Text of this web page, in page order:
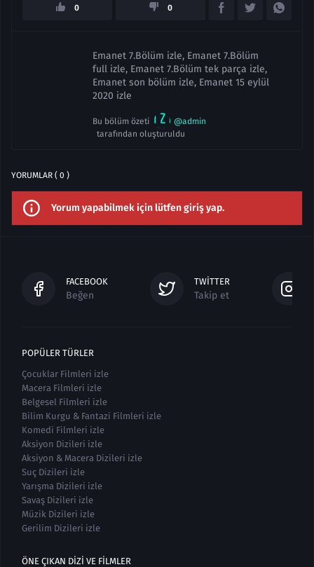
0 0
Emanet 7.Bölüm izle, Emanet 7.Bölüm
full izle, Emanet 7.Bölüm tek parça izle,
Emanet son bölüm izle, Emanet 15 eylül
2020 izle
Bu bölüm özeti
@admin
tarafından oluşturuldu
YORUMLAR ( 0 )
Yorum yapabilmek için lütfen giriş yap.
FACEBOOK
Beğen
TWITTER
Takip et
POPÜLER TÜRLER
Çocuklar Filmleri izle
Macera Filmleri izle
Belgesel Filmleri izle
Bilim Kurgu & Fantazi Filmleri izle
Komedi Filmleri izle
Aksiyon Dizileri izle
Aksiyon & Macera Dizileri izle
Suç Dizileri izle
Yarışma Dizileri izle
Savaş Dizileri izle
Müzik Dizileri izle
Gerilim Dizileri izle
ÖNE ÇIKAN DIZI VE FILMLER